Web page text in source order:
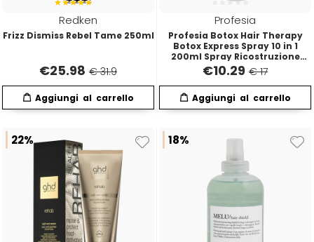
Redken
Frizz Dismiss Rebel Tame 250ml
€25.98 € 31.9
Profesia
Profesia Botox Hair Therapy
Botox Express Spray 10 in 1
200ml Spray Ricostruzione
Multiazione
€10.29 € 17
22% 18%